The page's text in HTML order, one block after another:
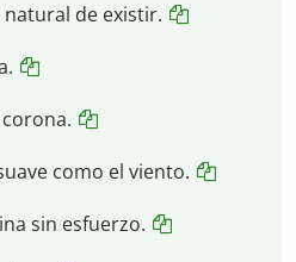
de existir.
como el viento.
sin esfuerzo.